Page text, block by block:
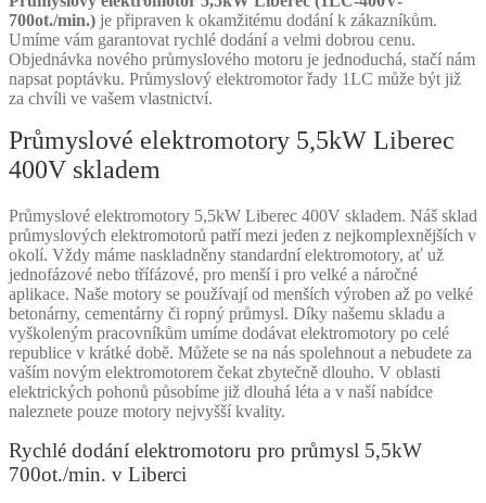
700ot./min.) je připraven k okamžitému dodání k zákazníkům.
Umíme vám garantovat rychlé dodání a velmi dobrou cenu.
Objednávka nového průmyslového motoru je jednoduchá, stačí nám
napsat poptávku. Průmyslový elektromotor řady 1LC může být již
za chvíli ve vašem vlastnictví.
Průmyslové elektromotory 5,5kW Liberec
400V skladem
Průmyslové elektromotory 5,5kW Liberec 400V skladem. Náš sklad
průmyslových elektromotorů patří mezi jeden z nejkomplexnějších v
okolí. Vždy máme naskladněny standardní elektromotory, ať už
jednofázové nebo třífázové, pro menší i pro velké a náročné
aplikace. Naše motory se používají od menších výroben až po velké
betonárny, cementárny či ropný průmysl. Díky našemu skladu a
vyškoleným pracovníkům umíme dodávat elektromotory po celé
republice v krátké době. Můžete se na nás spolehnout a nebudete za
vaším novým elektromotorem čekat zbytečně dlouho. V oblasti
elektrických pohonů působíme již dlouhá léta a v naší nabídce
naleznete pouze motory nejvyšší kvality.
Rychlé dodání elektromotoru pro průmysl 5,5kW
700ot./min. v Liberci